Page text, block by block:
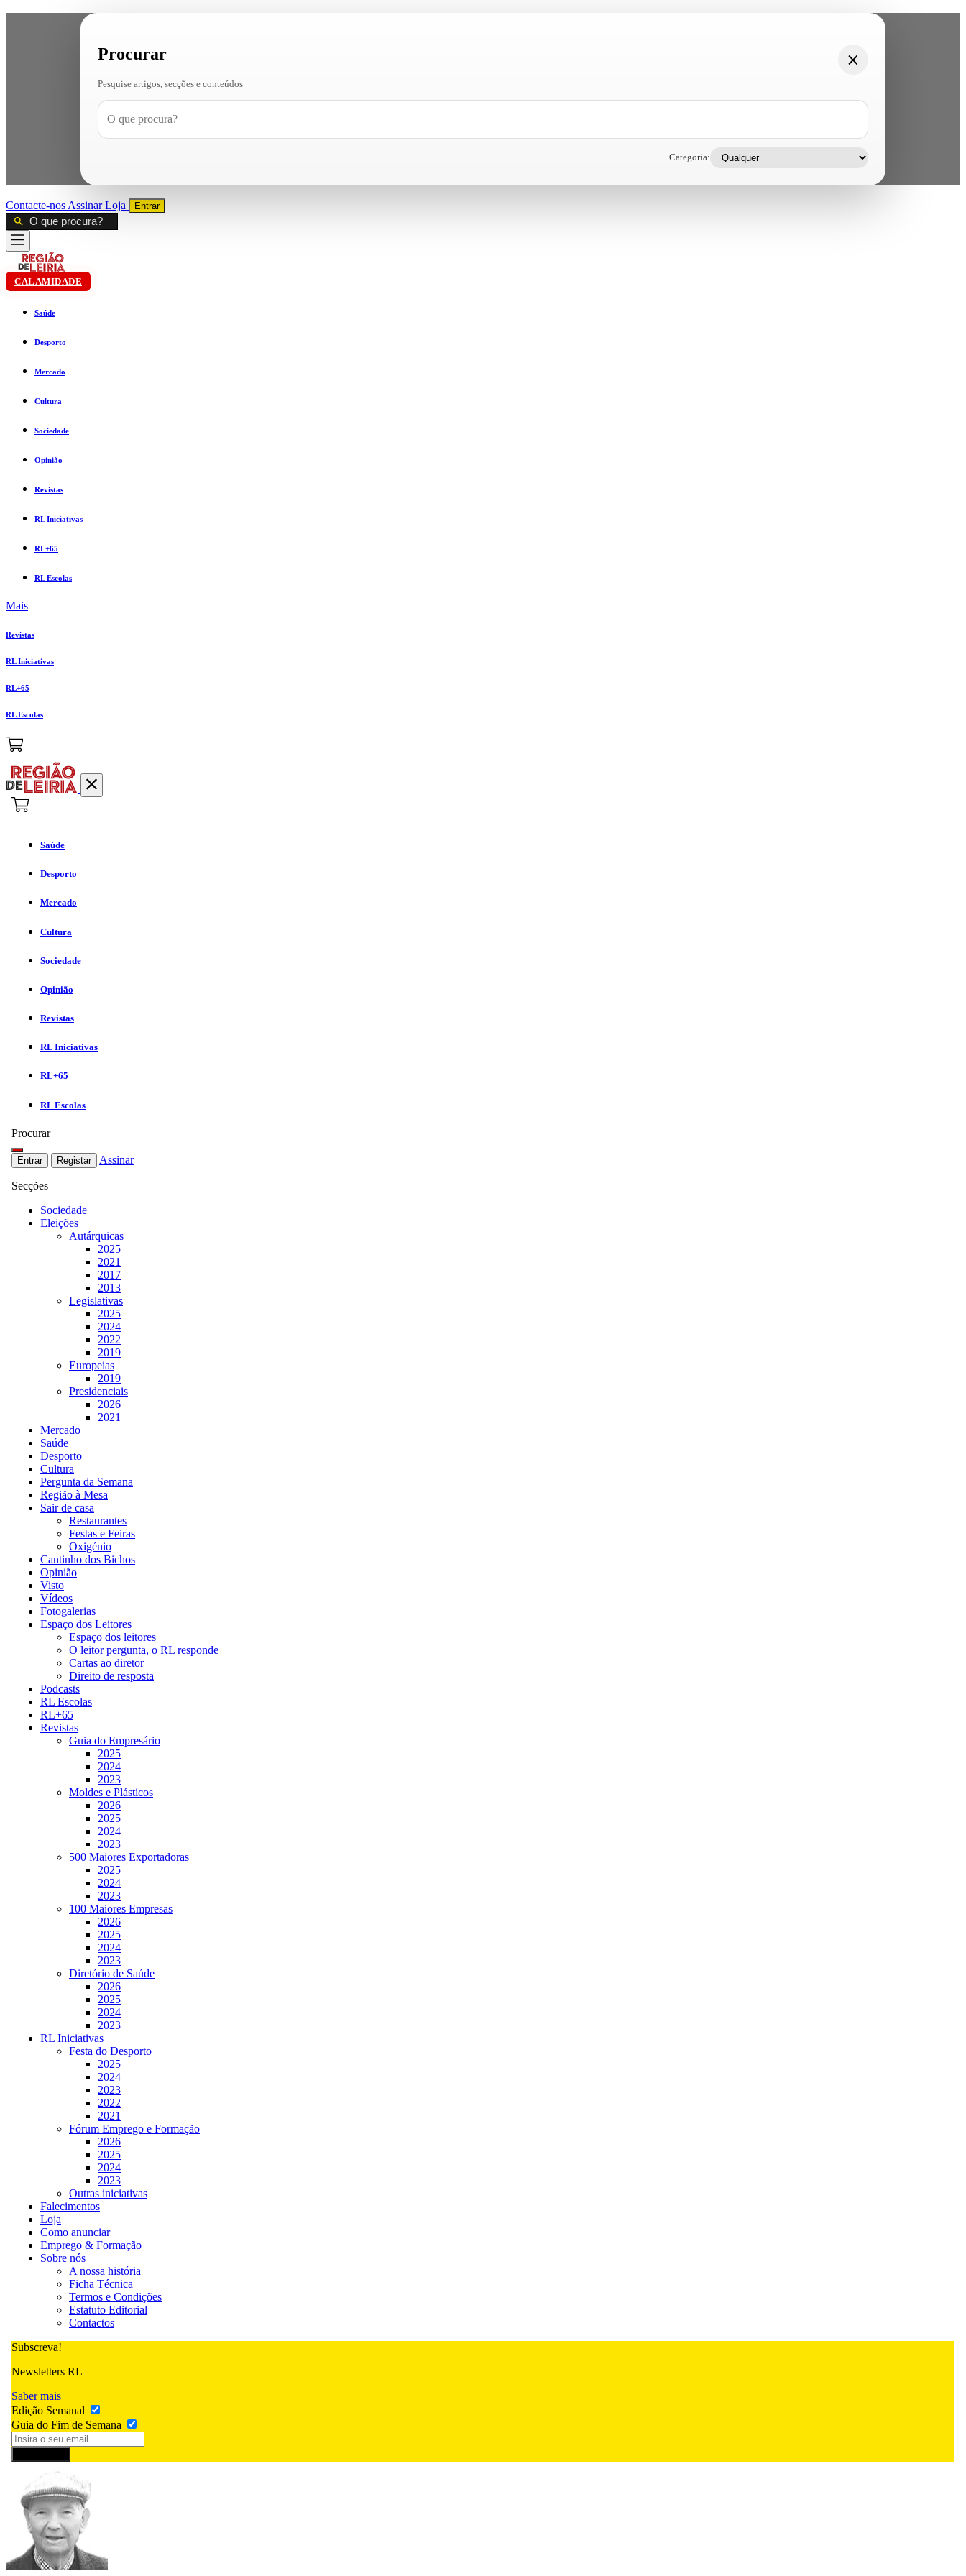
Procurar
Pesquise artigos, secções e conteúdos
Categoria:
Contacte-nos AssinarLoja Entrar
CALAMIDADE
Saúde
Desporto
Mercado
Cultura
Sociedade
Opinião
Revistas
RL Iniciativas
RL+65
RL Escolas
Mais
Revistas
RL Iniciativas
RL+65
RL Escolas
Saúde
Desporto
Mercado
Cultura
Sociedade
Opinião
Revistas
RL Iniciativas
RL+65
RL Escolas
Procurar
Entrar Registar Assinar
Secções
Sociedade
Eleições
Autárquicas
2025
2021
2017
2013
Legislativas
2025
2024
2022
2019
Europeias
2019
Presidenciais
2026
2021
Mercado
Saúde
Desporto
Cultura
Pergunta da Semana
Região à Mesa
Sair de casa
Restaurantes
Festas e Feiras
Oxigénio
Cantinho dos Bichos
Opinião
Visto
Vídeos
Fotogalerias
Espaço dos Leitores
Espaço dos leitores
O leitor pergunta, o RL responde
Cartas ao diretor
Direito de resposta
Podcasts
RL Escolas
RL+65
Revistas
Guia do Empresário
2025
2024
2023
Moldes e Plásticos
2026
2025
2024
2023
500 Maiores Exportadoras
2025
2024
2023
100 Maiores Empresas
2026
2025
2024
2023
Diretório de Saúde
2026
2025
2024
2023
RL Iniciativas
Festa do Desporto
2025
2024
2023
2022
2021
Fórum Emprego e Formação
2026
2025
2024
2023
Outras iniciativas
Falecimentos
Loja
Como anunciar
Emprego & Formação
Sobre nós
A nossa história
Ficha Técnica
Termos e Condições
Estatuto Editorial
Contactos
Subscreva!
Newsletters RL
Saber mais
Edição Semanal
Guia do Fim de Semana